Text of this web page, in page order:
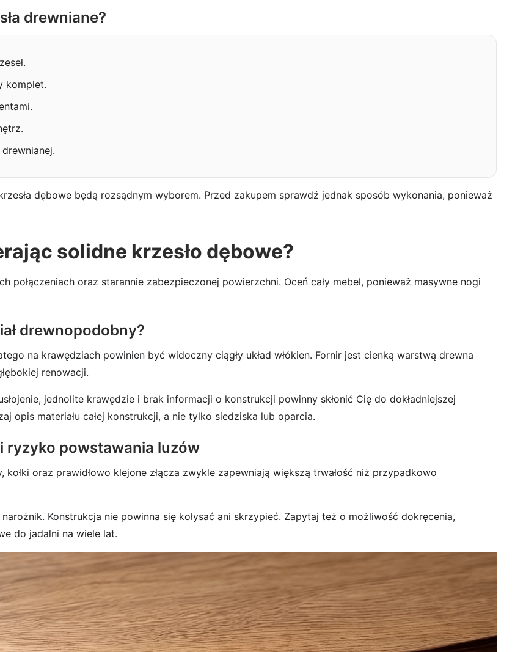
drewniane?
komplet.
dębowe będą rozsądnym wyborem. Przed zakupem sprawdź jednak sposób wykonania, ponieważ
solidne krzesło dębowe?
połączeniach oraz starannie zabezpieczonej powierzchni. Oceń cały mebel, ponieważ masywne nogi
drewnopodobny?
na krawędziach powinien być widoczny ciągły układ włókien. Fornir jest cienką warstwą drewna
renowacji.
jednolite krawędzie i brak informacji o konstrukcji powinny skłonić Cię do dokładniejszej
opis materiału całej konstrukcji, a nie tylko siedziska lub oparcia.
ryzyko powstawania luzów
oraz prawidłowo klejone złącza zwykle zapewniają większą trwałość niż przypadkowo
Konstrukcja nie powinna się kołysać ani skrzypieć. Zapytaj też o możliwość dokręcenia,
do jadalni na wiele lat.